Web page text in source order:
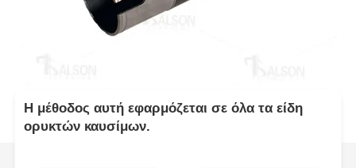
Η μέθοδος αυτή εφαρμόζεται σε όλα τα είδη
ορυκτών καυσίμων.